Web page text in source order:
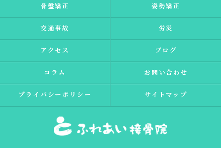
骨盤矯正 姿勢矯正
交通事故 労災
アクセス ブログ
コラム お問い合わせ
プライバシーポリシー サイトマップ